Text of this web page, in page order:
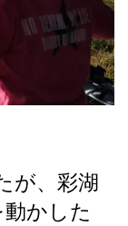
が、彩湖
かした